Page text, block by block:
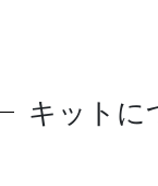
キットに